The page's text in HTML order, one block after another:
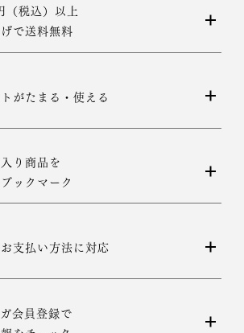
（税込）以上
で送料無料
がたまる・使える
り商品を
ックマーク
支払い方法に対応
会員登録で